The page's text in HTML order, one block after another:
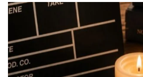
Foto
View on Facebook Share
Arquebisbat de
de Barcelona.
1 week ago